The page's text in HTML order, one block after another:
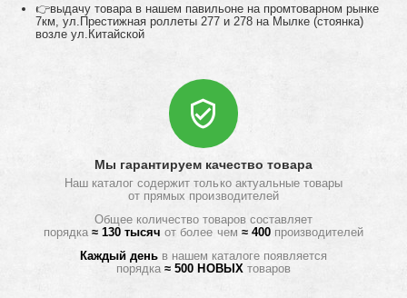
👉выдачу товара в нашем павильоне на промтоварном рынке
7км, ул.Престижная роллеты 277 и 278 на Мылке (стоянка)
возле ул.Китайской
Мы гарантируем качество товара
Наш каталог содержит только актуальные товары
от прямых производителей
Общее количество товаров составляет
порядка≈ 130 тысяч от более чем ≈ 400 производителей
Каждый деньв нашем каталоге появляется
порядка≈ 500 НОВЫХ товаров